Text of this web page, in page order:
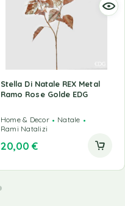
Stella Di Natale REX Metal
Ramo Rose Golde EDG
Home & Decor
Natale
Rami Natalizi
20,00 €